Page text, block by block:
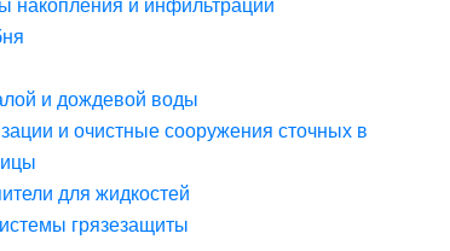
накопления и инфильтрации
и дождевой воды
и очистные сооружения сточных в
для жидкостей
грязезащиты